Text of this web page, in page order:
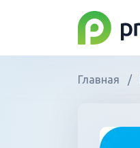
Главная /